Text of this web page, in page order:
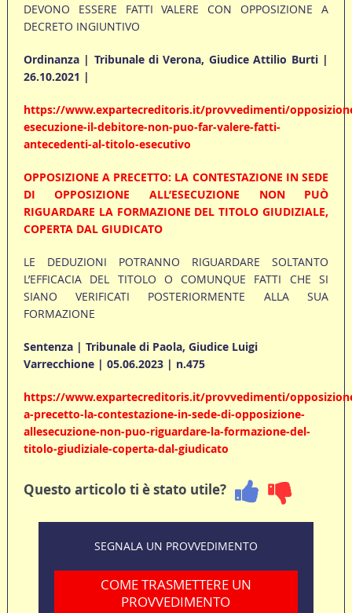
DEVONO ESSERE FATTI VALERE CON OPPOSIZIONE A
DECRETO INGIUNTIVO
Ordinanza | Tribunale di Verona, Giudice Attilio Burti |
26.10.2021 |
https://www.expartecreditoris.it/provvedimenti/
esecuzione-il-debitore-non-puo-far-valere-fatti-
antecedenti-al-titolo-esecutivo
OPPOSIZIONE A PRECETTO: LA CONTESTAZIONE IN SEDE
DI OPPOSIZIONE ALL’ESECUZIONE NON PUÒ
RIGUARDARE LA FORMAZIONE DEL TITOLO GIUDIZIALE,
COPERTA DAL GIUDICATO
LE DEDUZIONI POTRANNO RIGUARDARE SOLTANTO
L’EFFICACIA DEL TITOLO O COMUNQUE FATTI CHE SI
SIANO VERIFICATI POSTERIORMENTE ALLA SUA
FORMAZIONE
Sentenza | Tribunale di Paola, Giudice Luigi
Varrecchione | 05.06.2023 | n.475
https://www.expartecreditoris.it/provvedimenti/
a-precetto-la-contestazione-in-sede-di-opposizione-
allesecuzione-non-puo-riguardare-la-formazione-del-
titolo-giudiziale-coperta-dal-giudicato
Questo articolo ti è stato utile?
SEGNALA UN PROVVEDIMENTO
COME TRASMETTERE UN
PROVVEDIMENTO